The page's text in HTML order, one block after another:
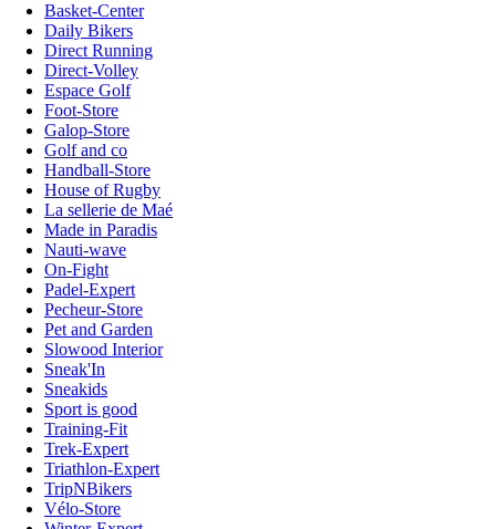
Basket-Center
Daily Bikers
Direct Running
Direct-Volley
Espace Golf
Foot-Store
Galop-Store
Golf and co
Handball-Store
House of Rugby
La sellerie de Maé
Made in Paradis
Nauti-wave
On-Fight
Padel-Expert
Pecheur-Store
Pet and Garden
Slowood Interior
Sneak'In
Sneakids
Sport is good
Training-Fit
Trek-Expert
Triathlon-Expert
TripNBikers
Vélo-Store